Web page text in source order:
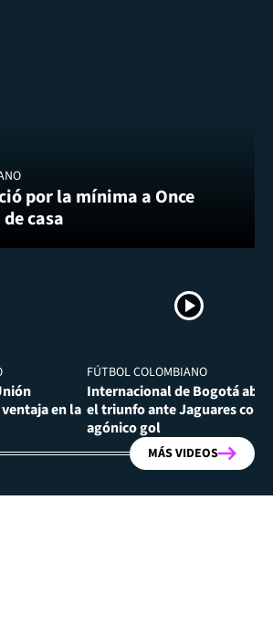
por la mínima a Once
casa
en la
FÚTBOL COLOMBIANO
Internacional de Bogotá
el triunfo ante Jaguares con
agónico gol
MÁS VIDEOS